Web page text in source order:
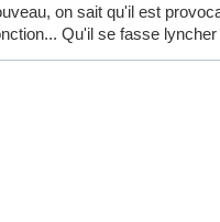
on sait qu'il est
Qu'il se fasse